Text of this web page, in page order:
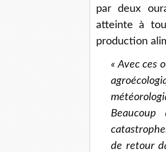
par deux
atteinte à
production
« Avec ces
de retour